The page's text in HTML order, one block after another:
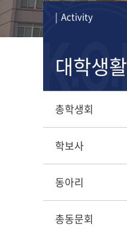
| Activity
대학생활
총학생회
학보사
동아리
총동문회